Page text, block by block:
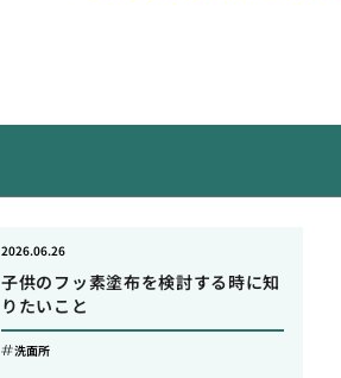
子供のフッ素塗布を検討する時に知
りたいこと
2026.06.26
洗面所